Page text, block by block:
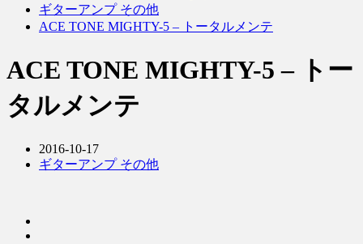
ギターアンプ その他
ACE TONE MIGHTY-5 – トータルメンテ
ACE TONE MIGHTY-5 – トー
タルメンテ
2016-10-17
ギターアンプ その他